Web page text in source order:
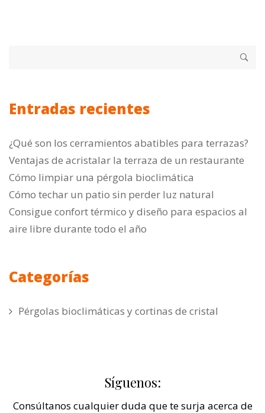
Entradas recientes
¿Qué son los cerramientos abatibles para terrazas?
Ventajas de acristalar la terraza de un restaurante
Cómo limpiar una pérgola bioclimática
Cómo techar un patio sin perder luz natural
Consigue confort térmico y diseño para espacios al
aire libre durante todo el año
Categorías
Pérgolas bioclimáticas y cortinas de cristal
Síguenos:
Consúltanos cualquier duda que te surja acerca de